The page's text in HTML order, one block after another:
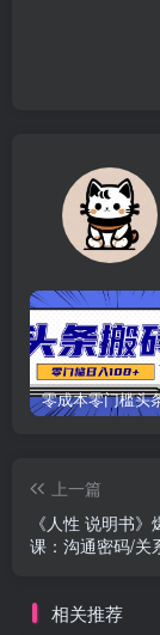
上一篇
《人性 说明书
课：沟通密码/关
相关推荐